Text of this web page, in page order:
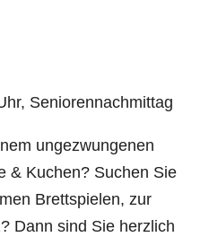
Seniorennachmittag
ungezwungenen
& Kuchen? Suchen Sie
Brettspielen, zur
Dann sind Sie herzlich